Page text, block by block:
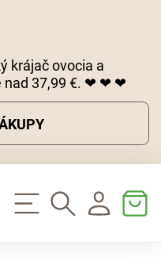
krájač ovocia a
nad 37,99 €. ❤ ❤ ❤